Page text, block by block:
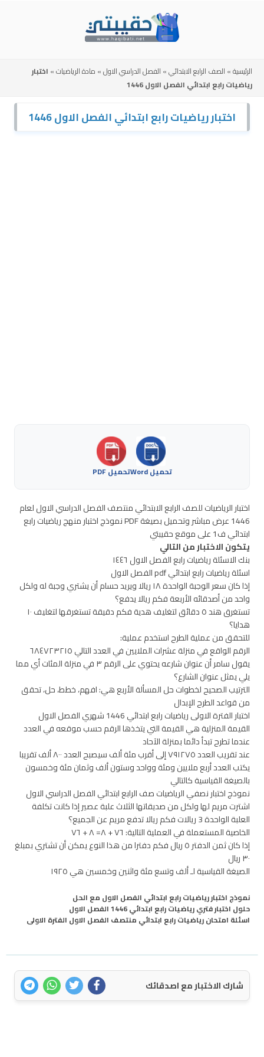
الرئيسية» الصف الرابع الابتدائي» الفصل الدراسي الاول» مادة الرياضيات» اختبار
رياضيات رابع ابتدائي الفصل الاول 1446
اختبار رياضيات رابع ابتدائي الفصل الاول 1446
تحميل Word تحميل PDF
اختبار الرياضيات للصف الرابع الابتدائي منتصف الفصل الدراسي الاول لعام
1446 عرض مباشر وتحميل بصيغة PDF نموذج اختبار منهج رياضيات رابع
ابتدائي ف1 على موقع حقيبتي
يتكون الاختبار من التالي
بنك الاسئلة رياضيات رابع الفصل الاول ١٤٤٦
اسئلة رياضيات رابع ابتدائي pdf الفصل الاول
إذا كان سعر الوجبة الواحدة ١٨ ريالا ويريد حسام أن يشتري وجبة له ولكل
واحد من أصدقائه الأربعة فكم ريالا يدفع؟
تستغرق هند ٥ دقائق لتغليف هدية فكم دقيقة تستغرقها لتغليف ١٠
هدايا؟
للتحقق من عملية الطرح استخدم عملية:
الرقم الواقع في منزلة عشرات الملايين في العدد التالي ٦٨٤٧٢٣٢١٥
یقول سامر أن عنوان شارعه یحتوي على الرقم ٣ في منزلة المئات أي مما
یلي یمثل عنوان الشارع؟
الترتيب الصحيح لخطوات حل المسألة الأربع هي: افهم، خطط، حل، تحقق
من قواعد الطرح الإبدال
اختبار الفترة الاولى رياضيات رابع ابتدائي 1446 شهري الفصل الاول
القيمة المنزلية هي القيمة التي يتخذها الرقم حسب موقعه في العدد
عندما تطرح تبدأ دائما بمنزلة الآحاد
عند تقريب العدد ٧٩١٢٧٥ إلى أقرب مئة ألف سيصبح العدد ٨٠٠ ألف تقريبا
یكتب العدد أربع ملایین ومئة وواحد وستون ألف وثمان مئة وخمسون
بالصیغة القیاسیة كالتالي
نموذج اختبار نصفي الرياضيات صف الرابع ابتدائي الفصل الدراسي الاول
اشترت مريم لها ولكل من صديقاتها الثلاث علبة عصير إذا كانت تكلفة
العلبة الواحدة 3 ريالات فكم ريالا تدفع مريم عن الجميع؟
الخاصية المستعملة في العملية التالية: ٧٦ + ٨= ٨ + ٧٦
إذا كان ثمن الدفتر ٥ ریال فكم دفترا من ھذا النوع یمكن أن تشتري بمبلغ
٣٠ ریال
الصيغة القياسية لـ ألف وتسع مئة واثنين وخمسين هي ١٩٢٥
نموذج اختبار رياضيات رابع ابتدائي الفصل الاول مع الحل
حلول اختبار فتري رياضيات رابع ابتدائي 1446 الفصل الاول
اسئلة امتحان رياضيات رابع ابتدائي منتصف الفصل الاول الفترة الاولى
شارك الاختبار مع اصدقائك